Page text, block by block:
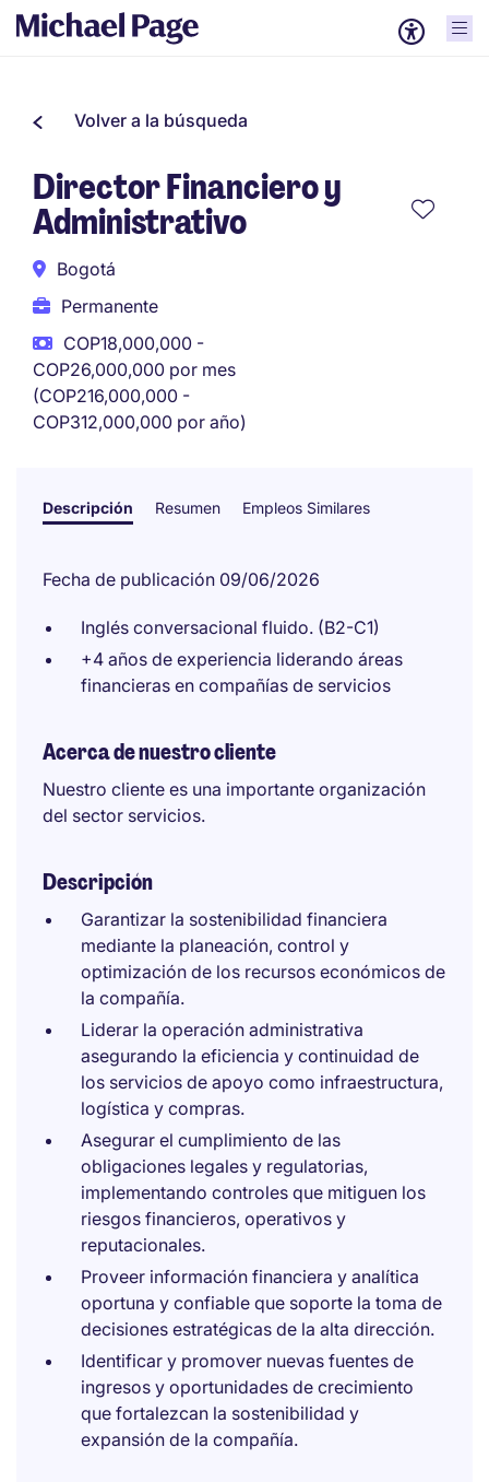
Volver a la búsqueda
Director Financiero y
Administrativo
Bogotá
Permanente
COP18,000,000 -
COP26,000,000 por mes
(COP216,000,000 -
COP312,000,000 por año)
Descripción Resumen Empleos Similares
Fecha de publicación 09/06/2026
Inglés conversacional fluido. (B2-C1)
+4 años de experiencia liderando áreas
financieras en compañías de servicios
Acerca de nuestro cliente
Nuestro cliente es una importante organización
del sector servicios.
Descripción
Garantizar la sostenibilidad financiera
mediante la planeación, control y
optimización de los recursos económicos de
la compañía.
Liderar la operación administrativa
asegurando la eficiencia y continuidad de
los servicios de apoyo como infraestructura,
logística y compras.
Asegurar el cumplimiento de las
obligaciones legales y regulatorias,
implementando controles que mitiguen los
riesgos financieros, operativos y
reputacionales.
Proveer información financiera y analítica
oportuna y confiable que soporte la toma de
decisiones estratégicas de la alta dirección.
Identificar y promover nuevas fuentes de
ingresos y oportunidades de crecimiento
que fortalezcan la sostenibilidad y
expansión de la compañía.